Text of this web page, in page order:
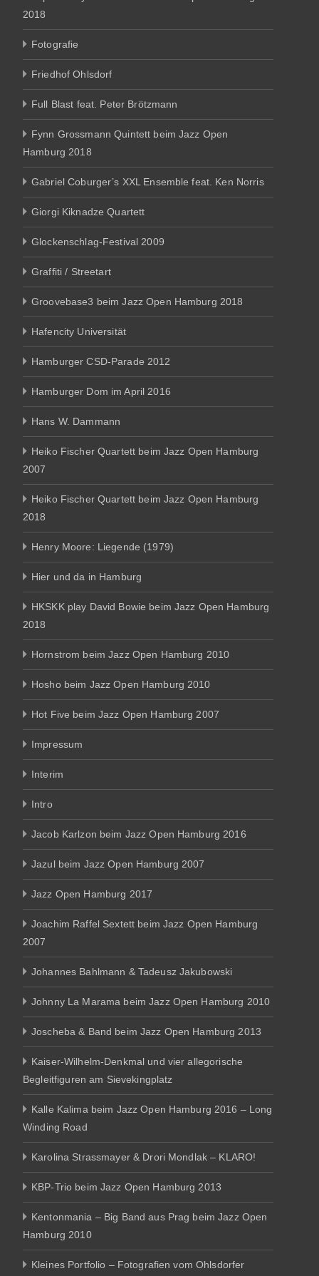
2018
Fotografie
Friedhof Ohlsdorf
Full Blast feat. Peter Brötzmann
Fynn Grossmann Quintett beim Jazz Open
Hamburg 2018
Gabriel Coburger’s XXL Ensemble feat. Ken Norris
Giorgi Kiknadze Quartett
Glockenschlag-Festival 2009
Graffiti / Streetart
Groovebase3 beim Jazz Open Hamburg 2018
Hafencity Universität
Hamburger CSD-Parade 2012
Hamburger Dom im April 2016
Hans W. Dammann
Heiko Fischer Quartett beim Jazz Open Hamburg
2007
Heiko Fischer Quartett beim Jazz Open Hamburg
2018
Henry Moore: Liegende (1979)
Hier und da in Hamburg
HKSKK play David Bowie beim Jazz Open Hamburg
2018
Hornstrom beim Jazz Open Hamburg 2010
Hosho beim Jazz Open Hamburg 2010
Hot Five beim Jazz Open Hamburg 2007
Impressum
Interim
Intro
Jacob Karlzon beim Jazz Open Hamburg 2016
Jazul beim Jazz Open Hamburg 2007
Jazz Open Hamburg 2017
Joachim Raffel Sextett beim Jazz Open Hamburg
2007
Johannes Bahlmann & Tadeusz Jakubowski
Johnny La Marama beim Jazz Open Hamburg 2010
Joscheba & Band beim Jazz Open Hamburg 2013
Kaiser-Wilhelm-Denkmal und vier allegorische
Begleitfiguren am Sievekingplatz
Kalle Kalima beim Jazz Open Hamburg 2016 – Long
Winding Road
Karolina Strassmayer & Drori Mondlak – KLARO!
KBP-Trio beim Jazz Open Hamburg 2013
Kentonmania – Big Band aus Prag beim Jazz Open
Hamburg 2010
Kleines Portfolio – Fotografien vom Ohlsdorfer